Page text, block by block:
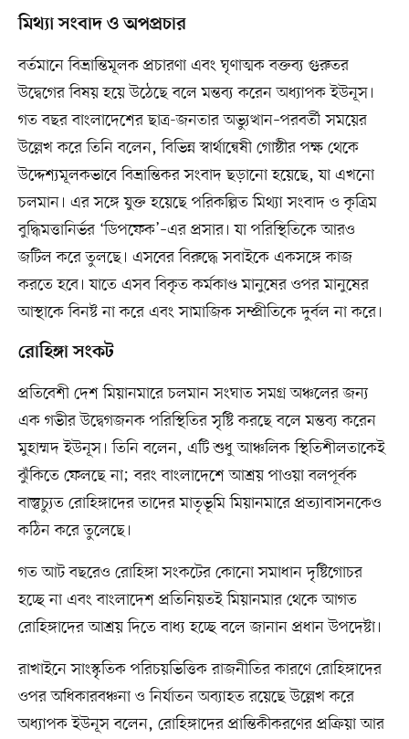
মিথ্যা সংবাদ ও অপপ্রচার
বর্তমানে বিভ্রান্তিমূলক প্রচারণা এবং ঘৃণাত্মক বক্তব্য গুরুতর
উদ্বেগের বিষয় হয়ে উঠেছে বলে মন্তব্য করেন অধ্যাপক ইউনূস।
গত বছর বাংলাদেশের ছাত্র-জনতার অভ্যুত্থান–পরবর্তী সময়ের
উল্লেখ করে তিনি বলেন, বিভিন্ন স্বার্থান্বেষী গোষ্ঠীর পক্ষ থেকে
উদ্দেশ্যমূলকভাবে বিভ্রান্তিকর সংবাদ ছড়ানো হয়েছে, যা এখনো
চলমান। এর সঙ্গে যুক্ত হয়েছে পরিকল্পিত মিথ্যা সংবাদ ও কৃত্রিম
বুদ্ধিমত্তানির্ভর ‘ডিপফেক’–এর প্রসার। যা পরিস্থিতিকে আরও
জটিল করে তুলছে। এসবের বিরুদ্ধে সবাইকে একসঙ্গে কাজ
করতে হবে। যাতে এসব বিকৃত কর্মকাণ্ড মানুষের ওপর মানুষের
আস্থাকে বিনষ্ট না করে এবং সামাজিক সম্প্রীতিকে দুর্বল না করে।
রোহিঙ্গা সংকট
প্রতিবেশী দেশ মিয়ানমারে চলমান সংঘাত সমগ্র অঞ্চলের জন্য
এক গভীর উদ্বেগজনক পরিস্থিতির সৃষ্টি করছে বলে মন্তব্য করেন
মুহাম্মদ ইউনূস। তিনি বলেন, এটি শুধু আঞ্চলিক স্থিতিশীলতাকেই
ঝুঁকিতে ফেলছে না; বরং বাংলাদেশে আশ্রয় পাওয়া বলপূর্বক
বাস্তুচ্যুত রোহিঙ্গাদের তাদের মাতৃভূমি মিয়ানমারে প্রত্যাবাসনকেও
কঠিন করে তুলেছে।
গত আট বছরেও রোহিঙ্গা সংকটের কোনো সমাধান দৃষ্টিগোচর
হচ্ছে না এবং বাংলাদেশ প্রতিনিয়তই মিয়ানমার থেকে আগত
রোহিঙ্গাদের আশ্রয় দিতে বাধ্য হচ্ছে বলে জানান প্রধান উপদেষ্টা।
রাখাইনে সাংস্কৃতিক পরিচয়ভিত্তিক রাজনীতির কারণে রোহিঙ্গাদের
ওপর অধিকারবঞ্চনা ও নির্যাতন অব্যাহত রয়েছে উল্লেখ করে
অধ্যাপক ইউনূস বলেন, রোহিঙ্গাদের প্রান্তিকীকরণের প্রক্রিয়া আর